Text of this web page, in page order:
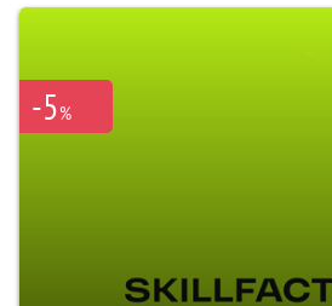
-5%